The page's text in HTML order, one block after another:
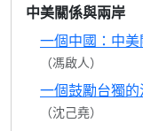
中美關係與兩岸
一個中國：中
（馮啟人）
一個鼓勵台獨
（沈己堯）